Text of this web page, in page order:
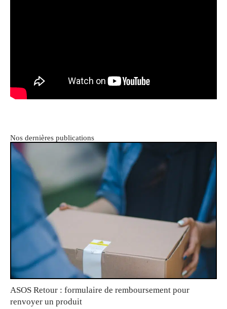
Nos dernières publications
ASOS Retour : formulaire de remboursement pour
renvoyer un produit